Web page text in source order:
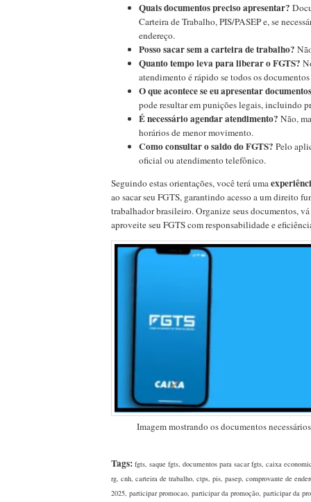
Quais documentos preciso apresentar?
Carteira de Trabalho, PIS/PASEP e, se
endereço.
Posso sacar sem a carteira de trabalho?
Quanto tempo leva para liberar o FGTS?
atendimento é rápido se todos os
O que acontece se eu apresentar
pode resultar em punições legais, incluindo
É necessário agendar atendimento? Não,
horários de menor movimento.
Como consultar o saldo do FGTS? Pelo
oficial ou atendimento telefônico.
Seguindo estas orientações, você terá uma
ao sacar seu FGTS, garantindo acesso a um direito
trabalhador brasileiro. Organize seus documentos,
aproveite seu FGTS com responsabilidade e
Imagem mostrando os documentos
Tags: fgts, saque fgts, documentos para sacar fgts, caixa
rg, cnh, carteira de trabalho, ctps, pis, pasep, comprovante de
2025, participar promocao, participar da promoção, participar da